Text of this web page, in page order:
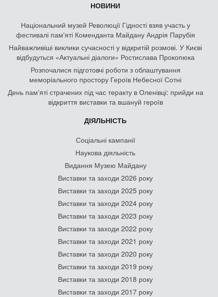
НОВИНИ
Національний музей Революції Гідності взяв участь у
фестивалі пам'яті Коменданта Майдану Андрія Парубія
Найважливіші виклики сучасності у відкритій розмові. У Києві
відбудуться «Актуальні діалоги» Ростислава Прокопюка
Розпочалися підготовчі роботи з облаштування
меморіального простору Героїв Небесної Сотні
День памʼяті страчених під час теракту в Оленівці: прийди на
відкриття виставки та вшануй героїв
ДІЯЛЬНІСТЬ
Соціальні кампанії
Наукова діяльність
Видання Музею Майдану
Виставки та заходи 2026 року
Виставки та заходи 2025 року
Виставки та заходи 2024 року
Виставки та заходи 2023 року
Виставки та заходи 2022 року
Виставки та заходи 2021 року
Виставки та заходи 2020 року
Виставки та заходи 2019 року
Виставки та заходи 2018 року
Виставки та заходи 2017 року